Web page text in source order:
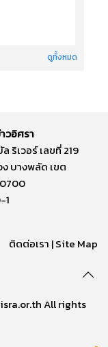
ดูทั้งหมด
วอิศรา
ริเวอร์ เลขที่ 219
บางพลัด เขต
1
ติดต่อเรา |Site Map
All rights